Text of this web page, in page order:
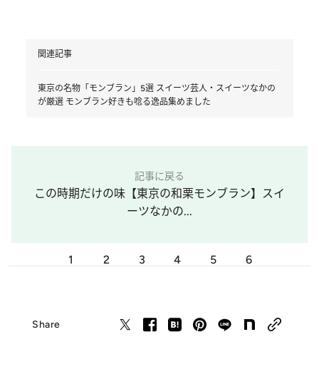
関連記事
東京の名物「モンブラン」5選 スイーツ芸人・スイーツなかの
が厳選 モンブラン好きも唸る逸品集めました
記事に戻る
この時期だけの味【東京の和栗モンブラン】スイ
ーツなかの...
1 2 3 4 5 6
Share